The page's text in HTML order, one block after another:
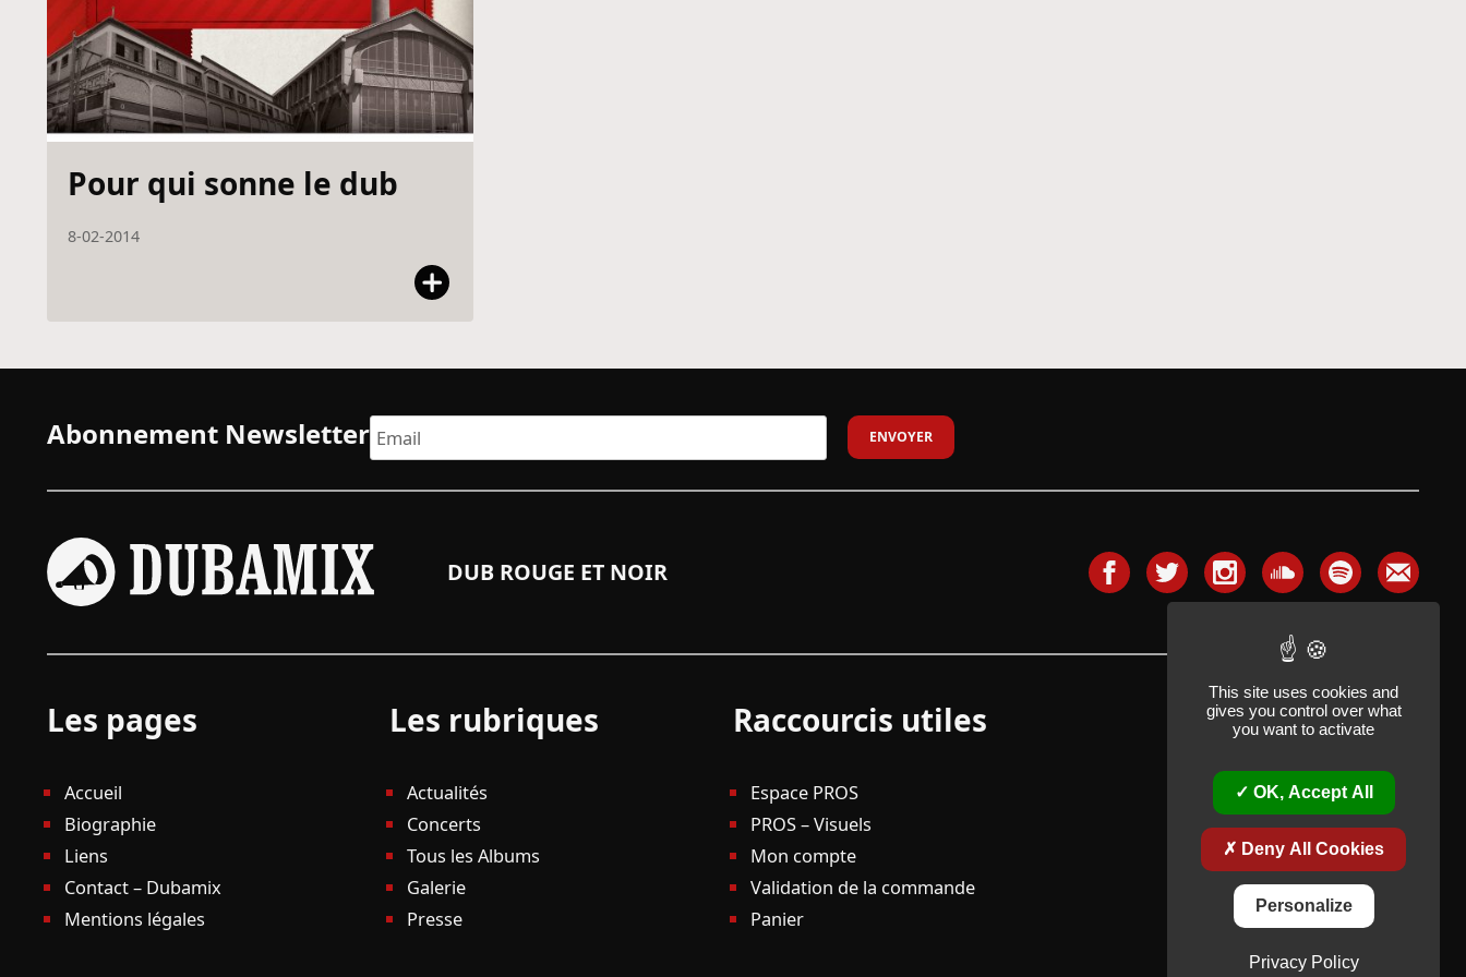
Pour qui sonne le dub
8-02-2014
Abonnement Newsletter
DUB ROUGE ET NOIR
Les pages
Accueil
Biographie
Liens
Contact – Dubamix
Mentions légales
Les rubriques
Actualités
Concerts
Tous les Albums
Galerie
Presse
Raccourcis utiles
Espace PROS
PROS – Visuels
Mon compte
Validation de la commande
Panier
This site uses cookies and
gives you control over what
you want to activate
OK, Accept All
Deny All Cookies
Personalize
Privacy Policy